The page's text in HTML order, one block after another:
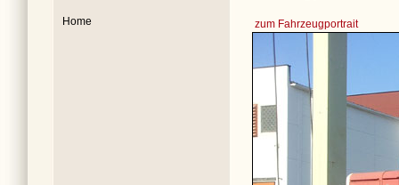
Home zum Fahrzeugportrait